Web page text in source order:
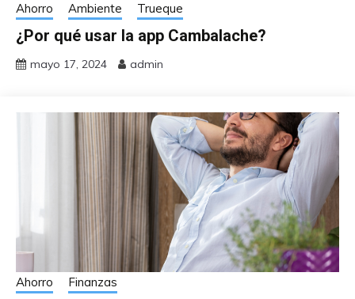
Ahorro Ambiente Trueque
¿Por qué usar la app Cambalache?
mayo 17, 2024 admin
Ahorro Finanzas